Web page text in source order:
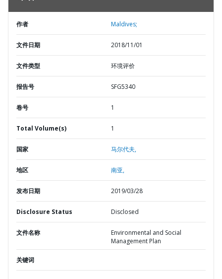
作者 Maldives;
文件日期 2018/11/01
文件类型 环境评价
报告号 SFG5340
卷号 1
Total Volume(s) 1
国家 马尔代夫,
地区 南亚,
发布日期 2019/03/28
Disclosure Status Disclosed
文件名称
Environmental and Social
Management Plan
关键词